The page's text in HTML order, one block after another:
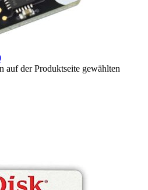
auf der Produktseite gewählten